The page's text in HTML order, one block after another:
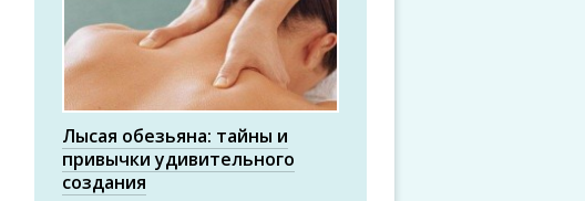
Лысая обезьяна: тайны и
привычки удивительного
создания